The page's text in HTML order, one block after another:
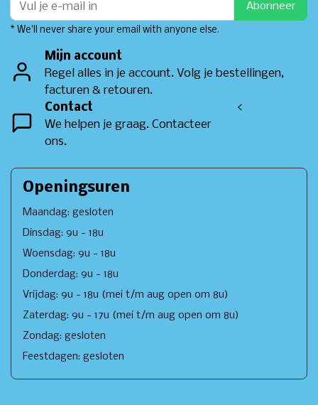
Abonneer
* We'll never share your email with anyone else.
Mijn account
Regel alles in je account. Volg je bestellingen,
facturen & retouren.
Contact
We helpen je graag. Contacteer
ons.
<
Openingsuren
Maandag: gesloten
Dinsdag: 9u - 18u
Woensdag: 9u - 18u
Donderdag: 9u - 18u
Vrijdag: 9u - 18u (mei t/m aug open om 8u)
Zaterdag: 9u - 17u (mei t/m aug open om 8u)
Zondag: gesloten
Feestdagen: gesloten